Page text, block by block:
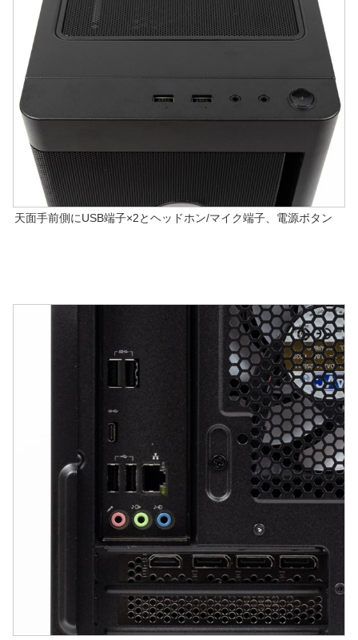
天面手前側にUSB端子×2とヘッドホン/マイク端子、電源ボタン